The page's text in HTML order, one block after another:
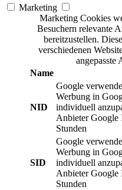
Marketing
Marketing Cookies
Besuchern relevante
bereitzustellen.
verschiedenen
angepasste
Name
NID
Google
Werbung in
individuell
Anbieter Google
Stunden
SID
Google
Werbung in
individuell
Anbieter Google
Stunden